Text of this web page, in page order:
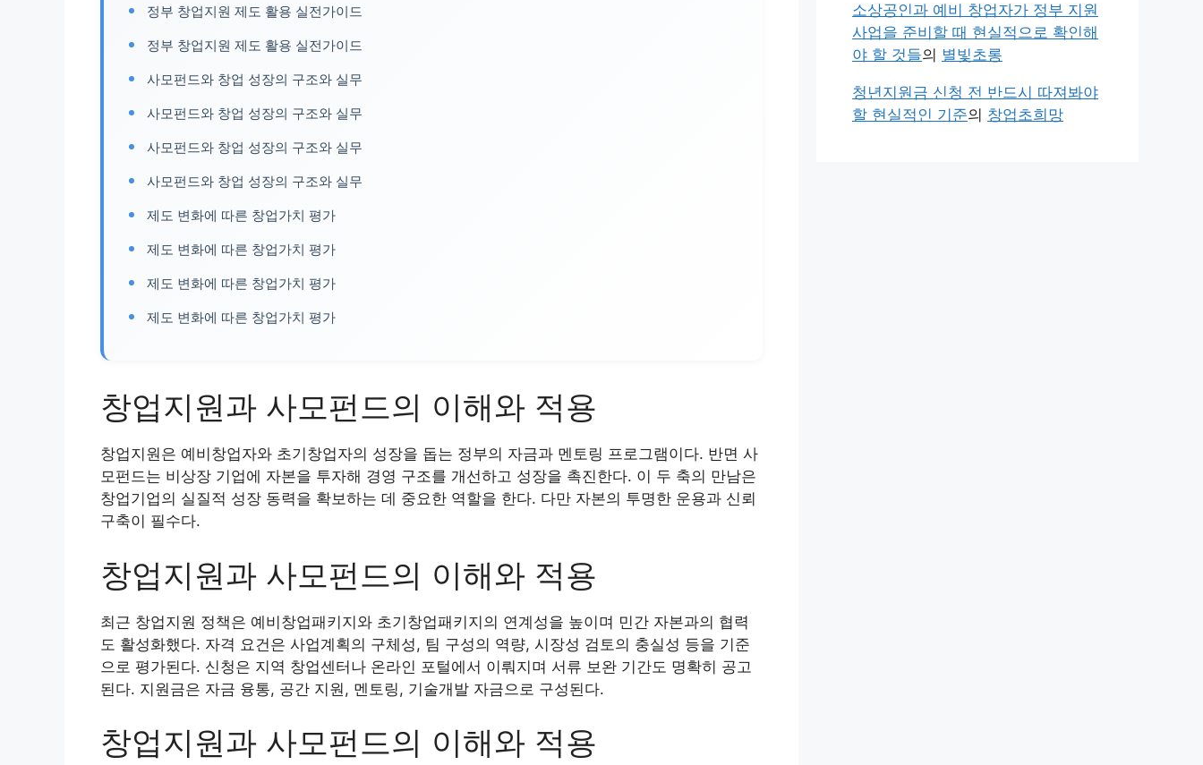
정부 창업지원 제도 활용 실전가이드
정부 창업지원 제도 활용 실전가이드
사모펀드와 창업 성장의 구조와 실무
사모펀드와 창업 성장의 구조와 실무
사모펀드와 창업 성장의 구조와 실무
사모펀드와 창업 성장의 구조와 실무
제도 변화에 따른 창업가치 평가
제도 변화에 따른 창업가치 평가
제도 변화에 따른 창업가치 평가
제도 변화에 따른 창업가치 평가
창업지원과 사모펀드의 이해와 적용
창업지원은 예비창업자와 초기창업자의 성장을 돕는 정부의 자금과 멘토링 프로그램이다. 반면 사
모펀드는 비상장 기업에 자본을 투자해 경영 구조를 개선하고 성장을 촉진한다. 이 두 축의 만남은
창업기업의 실질적 성장 동력을 확보하는 데 중요한 역할을 한다. 다만 자본의 투명한 운용과 신뢰
구축이 필수다.
창업지원과 사모펀드의 이해와 적용
최근 창업지원 정책은 예비창업패키지와 초기창업패키지의 연계성을 높이며 민간 자본과의 협력
도 활성화했다. 자격 요건은 사업계획의 구체성, 팀 구성의 역량, 시장성 검토의 충실성 등을 기준
으로 평가된다. 신청은 지역 창업센터나 온라인 포털에서 이뤄지며 서류 보완 기간도 명확히 공고
된다. 지원금은 자금 융통, 공간 지원, 멘토링, 기술개발 자금으로 구성된다.
창업지원과 사모펀드의 이해와 적용
소상공인과 예비 창업자가 정부 지원
사업을 준비할 때 현실적으로 확인해
야 할 것들의 별빛초롱
청년지원금 신청 전 반드시 따져봐야
할 현실적인 기준의 창업초희망